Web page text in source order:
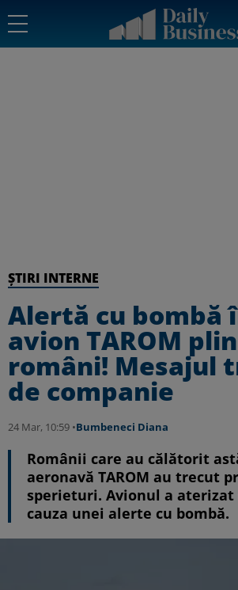
ȘTIRI INTERNE
Alertă cu bombă
avion TAROM
români! Mesajul
de companie
24 Mar, 10:59 •Bumbeneci Diana
Românii care au călătorit
aeronavă TAROM au trecut
sperieturi. Avionul a aterizat
cauza unei alerte cu bombă.